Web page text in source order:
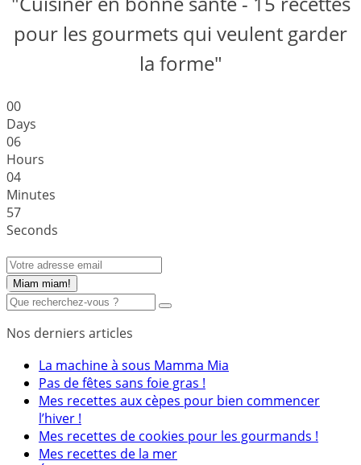
pour les gourmets qui veulent garder
la forme"
00
Days
06
Hours
04
Minutes
57
Seconds
Miam miam!
Nos derniers articles
La machine à sous Mamma Mia
Pas de fêtes sans foie gras !
Mes recettes aux cèpes pour bien commencer
l’hiver !
Mes recettes de cookies pour les gourmands !
Mes recettes de la mer